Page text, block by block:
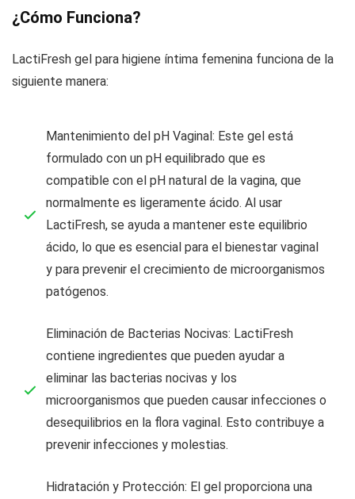
¿Cómo Funciona?
LactiFresh gel para higiene íntima femenina funciona de la
siguiente manera:
Mantenimiento del pH Vaginal: Este gel está
formulado con un pH equilibrado que es
compatible con el pH natural de la vagina, que
normalmente es ligeramente ácido. Al usar
LactiFresh, se ayuda a mantener este equilibrio
ácido, lo que es esencial para el bienestar vaginal
y para prevenir el crecimiento de microorganismos
patógenos.
Eliminación de Bacterias Nocivas: LactiFresh
contiene ingredientes que pueden ayudar a
eliminar las bacterias nocivas y los
microorganismos que pueden causar infecciones o
desequilibrios en la flora vaginal. Esto contribuye a
prevenir infecciones y molestias.
Hidratación y Protección: El gel proporciona una